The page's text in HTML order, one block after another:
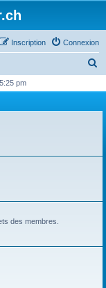
Connexion
Inscription
h
pm
des membres.